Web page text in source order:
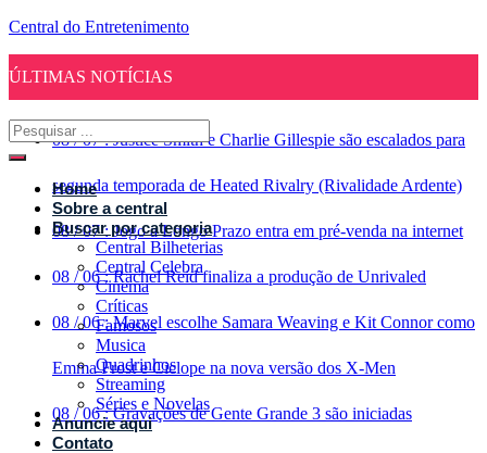
Central do Entretenimento
ÚLTIMAS NOTÍCIAS
08 / 07 : Justice Smith e Charlie Gillespie são escalados para
segunda temporada de Heated Rivalry (Rivalidade Ardente)
08 / 07 : Jogo a Longo Prazo entra em pré-venda na internet
08 / 06 : Rachel Reid finaliza a produção de Unrivaled
08 / 06 : Marvel escolhe Samara Weaving e Kit Connor como
Emma Frost e Ciclope na nova versão dos X-Men
08 / 06 : Gravações de Gente Grande 3 são iniciadas
Home
Sobre a central
Buscar por categoria
Central Bilheterias
Central Celebra
Cinema
Críticas
Famosos
Musica
Quadrinhos
Streaming
Séries e Novelas
Anuncie aqui
Contato